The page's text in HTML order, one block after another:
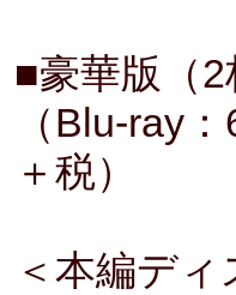
■豪華版（
（Blu-ray
＋税）
＜本編ディ